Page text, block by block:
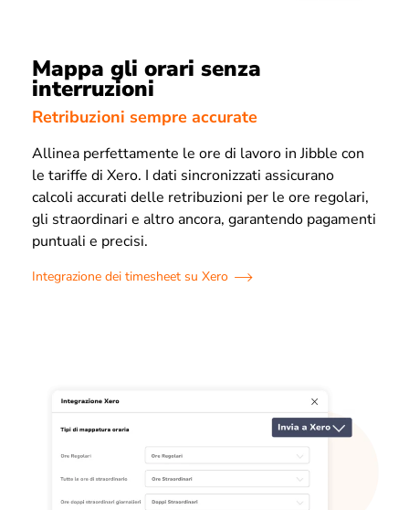
Mappa gli orari senza
interruzioni
Retribuzioni sempre accurate
Allinea perfettamente le ore di lavoro in Jibble con
le tariffe di Xero. I dati sincronizzati assicurano
calcoli accurati delle retribuzioni per le ore regolari,
gli straordinari e altro ancora, garantendo pagamenti
puntuali e precisi.
Integrazione dei timesheet su Xero